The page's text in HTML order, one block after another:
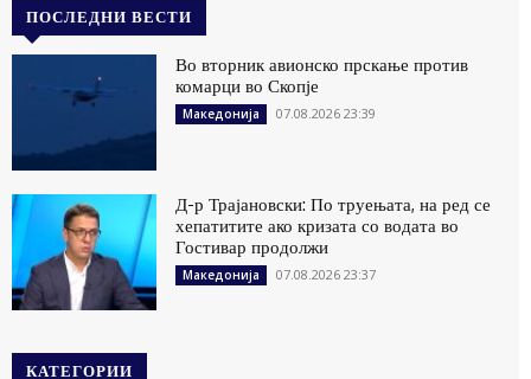
ПОСЛЕДНИ ВЕСТИ
Во вторник авионско прскање против
комарци во Скопје
Македонија 07.08.2026 23:39
Д-р Трајановски: По труењата, на ред се
хепатитите ако кризата со водата во
Гостивар продолжи
Македонија 07.08.2026 23:37
КАТЕГОРИИ